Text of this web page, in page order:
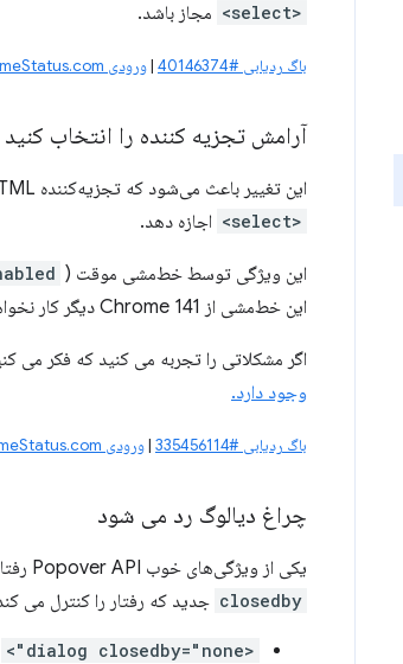
<select> مجاز باشد.
باگ ردیابی #40146374 |ورودی ChromeStatus.com
آرامش تجزیه کننده را انتخاب کنید
این تغییر باعث می‌شود که تجزیه‌کننده HTML علاوه بر
<select> اجازه دهد.
این ویژگی توسط خط‌مشی موقت (
این خط‌مشی از Chrome 141 دیگر کار نخواهد کرد.
اگر مشکلاتی را تجربه می کنید که فکر می
وجود دارد.
باگ ردیابی #335456114 |ورودی ChromeStatus.com
چراغ دیالوگ رد می شود
یکی از ویژگی‌های خوب Popover API رفتار حذف نور آن است. این رفتار اکنون بخشی از
closedby جدید که رفتار را کنترل می
<dialog closedby="none">